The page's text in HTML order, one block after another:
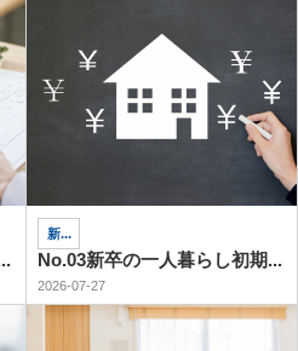
新...
No.03新卒の一人暮らし初期...
2026-07-27